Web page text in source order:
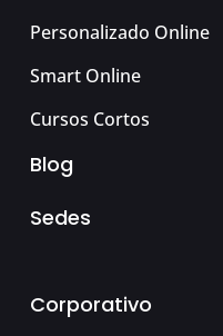
Personalizado Online
Smart Online
Cursos Cortos
Blog
Sedes
Corporativo